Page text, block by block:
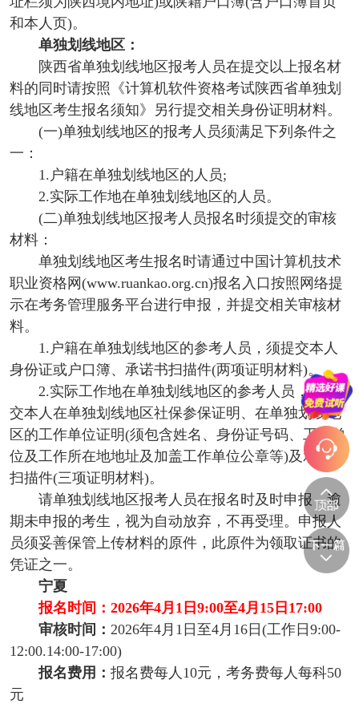
和本人页)。
单独划线地区：
陕西省单独划线地区报考人员在提交以上报名材
料的同时请按照《计算机软件资格考试陕西省单独划
线地区考生报名须知》另行提交相关身份证明材料。
(一)单独划线地区的报考人员须满足下列条件之
一：
1.户籍在单独划线地区的人员;
2.实际工作地在单独划线地区的人员。
(二)单独划线地区报考人员报名时须提交的审核
材料：
单独划线地区考生报名时请通过中国计算机技术
职业资格网(www.ruankao.org.cn)报名入口按照网络提
示在考务管理服务平台进行申报，并提交相关审核材
料。
1.户籍在单独划线地区的参考人员，须提交本人
身份证或户口簿、承诺书扫描件(两项证明材料)。
2.实际工作地在单独划线地区的参考人员，须提
交本人在单独划线地区社保参保证明、在单独划线地
区的工作单位证明(须包含姓名、身份证号码、工作单
位及工作所在地地址及加盖工作单位公章等)及承诺书
扫描件(三项证明材料)。
请单独划线地区报考人员在报名时及时申报，逾
期未申报的考生，视为自动放弃，不再受理。申报人
员须妥善保管上传材料的原件，此原件为领取证书的
凭证之一。
宁夏
报名时间：2026年4月1日9:00至4月15日17:00
审核时间： 2026年4月1日至4月16日(工作日9:00-
12:00.14:00-17:00)
报名费用： 报名费每人10元，考务费每人每科50
元